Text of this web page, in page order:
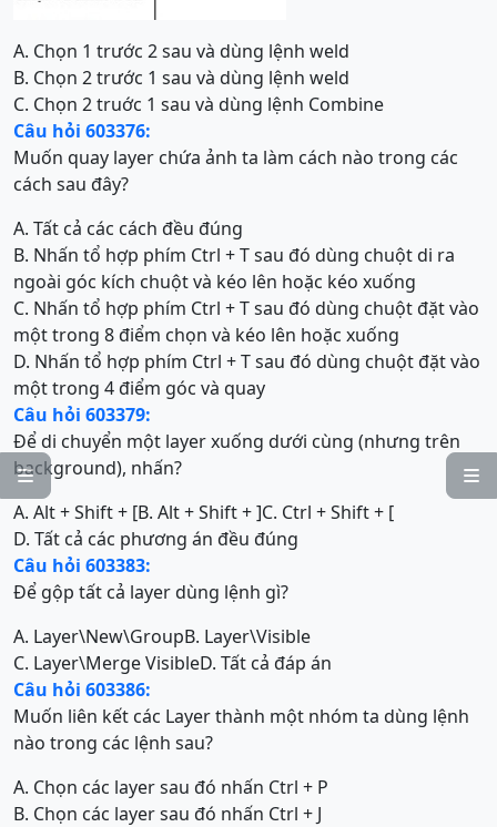


A. Chọn 1 trước 2 sau và dùng lệnh weld
B. Chọn 2 trước 1 sau và dùng lệnh weld
C. Chọn 2 truớc 1 sau và dùng lệnh Combine
Câu hỏi 603376:
Muốn quay layer chứa ảnh ta làm cách nào trong các
cách sau đây?
A. Tất cả các cách đều đúng
B. Nhấn tổ hợp phím Ctrl + T sau đó dùng chuột di ra
ngoài góc kích chuột và kéo lên hoặc kéo xuống
C. Nhấn tổ hợp phím Ctrl + T sau đó dùng chuột đặt vào
một trong 8 điểm chọn và kéo lên hoặc xuống
D. Nhấn tổ hợp phím Ctrl + T sau đó dùng chuột đặt vào
một trong 4 điểm góc và quay
Câu hỏi 603379:
Để di chuyển một layer xuống dưới cùng (nhưng trên
background), nhấn?
A. Alt + Shift + [B. Alt + Shift + ]C. Ctrl + Shift + [
D. Tất cả các phương án đều đúng
Câu hỏi 603383:
Để gộp tất cả layer dùng lệnh gì?
A. Layer\New\GroupB. Layer\Visible
C. Layer\Merge VisibleD. Tất cả đáp án
Câu hỏi 603386:
Muốn liên kết các Layer thành một nhóm ta dùng lệnh
nào trong các lệnh sau?
A. Chọn các layer sau đó nhấn Ctrl + P
B. Chọn các layer sau đó nhấn Ctrl + J